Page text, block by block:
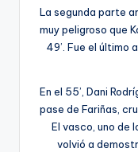
La segunda parte
muy peligroso que
49’. Fue el último
En el 55’, Dani
pase de Fariñas,
El vasco, uno de
volvió a